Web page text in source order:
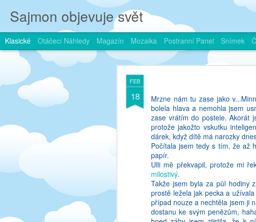
FEB
18
Mrzne nám tu zase jako
bolela hlava a nemohla jsem
zase vrátím do postele. Akorát
protože jakožto vskutku
dárek, když dítě má narozky
Počítala jsem tedy s tím, že až
papír.
Ulli mě překvapil, protože mi
milostivý.
Takže jsem byla za půl hodiny
prostě ležela jak pecka a
případ nouze a nechtěla jsem ji
dostanu ke svým penězům,
Sajmon objevuje svět
Klasické Otáčecí Náhledy Magazín Mozaika Postranní Panel Snímek
Je
Je blogovani jeste in? Ani vam
vypsat ze vseho, co me stvalo,
blogovani hodne soutezivy -
tedy bylo proto, ze jsem casto
konicek, ale... Taky to bylo tim,
A chci vubec vynaset muj
(dozrát, ne dožrat, haha).
samozrejme hned zvykla na
jako velka skoda.
Problem je ten - ja uz bohuzel
byla rada, ze jsem precetla
zni jak kdybych si tady
ale me to popravde ani moc